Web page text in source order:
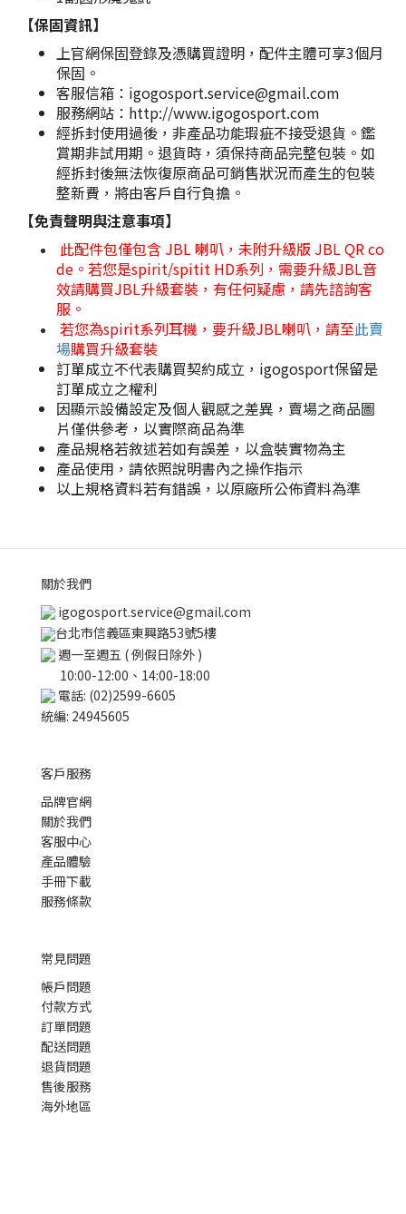
【保固資訊】
上官網保固登錄及憑購買證明，配件主體可享3個月
保固。
客服信箱：igogosport.service@gmail.com
服務網站：http://www.igogosport.com
經拆封使用過後，非產品功能瑕疵不接受退貨。鑑
賞期非試用期。退貨時，須保持商品完整包裝。如
經拆封後無法恢復原商品可銷售狀況而產生的包裝
整新費，將由客戶自行負擔。
【免責聲明與注意事項】
此配件包僅包含 JBL 喇叭，未附升級版 JBL QR co
de。若您是spirit/spitit HD系列，需要升級JBL音
效請購買JBL升級套裝，有任何疑慮，請先諮詢客
服。
若您為spirit系列耳機，要升級JBL喇叭，請至此賣
場購買升級套裝
訂單成立不代表購買契約成立，igogosport保留是
訂單成立之權利
因顯示設備設定及個人觀感之差異，賣場之商品圖
片僅供參考，以實際商品為準
產品規格若敘述若如有誤差，以盒裝實物為主
產品使用，請依照說明書內之操作指示
以上規格資料若有錯誤，以原廠所公佈資料為準
關於我們
igogosport.service@gmail.com
台北市信義區東興路53號5樓
週一至週五 ( 例假日除外 )
10:00-12:00、14:00-18:00
電話: (02)2599-6605
統編: 24945605
客戶服務
品牌官網
關於我們
客服中心
產品體驗
手冊下載
服務條款
常見問題
帳戶問題
付款方式
訂單問題
配送問題
退貨問題
售後服務
海外地區